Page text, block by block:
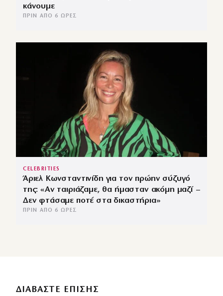
κάνουμε
ΠΡΙΝ ΑΠΌ 6 ΏΡΕΣ
CELEBRITIES
Άριελ Κωνσταντινίδη για τον πρώην σύζυγό
της: «Αν ταιριάζαμε, θα ήμασταν ακόμη μαζί –
Δεν φτάσαμε ποτέ στα δικαστήρια»
ΠΡΙΝ ΑΠΌ 6 ΏΡΕΣ
ΔΙΑΒΑΣΤΕ ΕΠΙΣΗΣ